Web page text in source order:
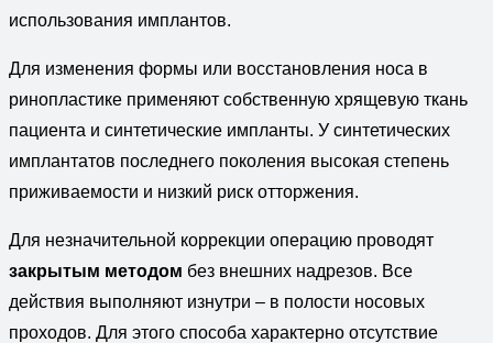
использования имплантов.
Для изменения формы или восстановления носа в
ринопластике применяют собственную хрящевую ткань
пациента и синтетические импланты. У синтетических
имплантатов последнего поколения высокая степень
приживаемости и низкий риск отторжения.
Для незначительной коррекции операцию проводят
закрытым методом без внешних надрезов. Все
действия выполняют изнутри – в полости носовых
проходов. Для этого способа характерно отсутствие